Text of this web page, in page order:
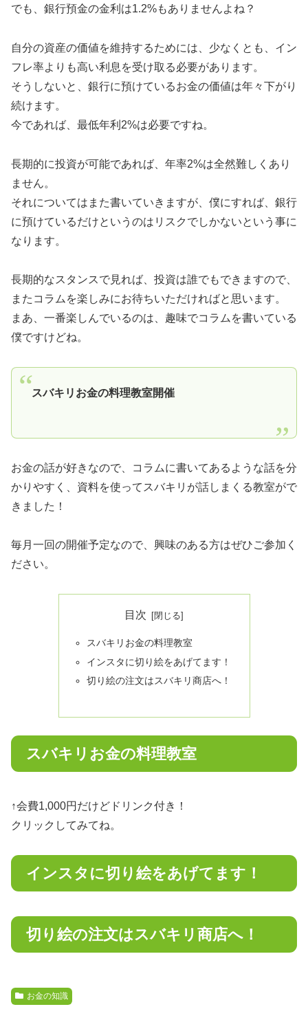
でも、銀行預金の金利は1.2%もありませんよね？
自分の資産の価値を維持するためには、少なくとも、イン
フレ率よりも高い利息を受け取る必要があります。
そうしないと、銀行に預けているお金の価値は年々下がり
続けます。
今であれば、最低年利2%は必要ですね。
長期的に投資が可能であれば、年率2%は全然難しくあり
ません。
それについてはまた書いていきますが、僕にすれば、銀行
に預けているだけというのはリスクでしかないという事に
なります。
長期的なスタンスで見れば、投資は誰でもできますので、
またコラムを楽しみにお待ちいただければと思います。
まあ、一番楽しんでいるのは、趣味でコラムを書いている
僕ですけどね。
スバキリお金の料理教室開催
お金の話が好きなので、コラムに書いてあるような話を分
かりやすく、資料を使ってスバキリが話しまくる教室がで
きました！
毎月一回の開催予定なので、興味のある方はぜひご参加く
ださい。
目次
スバキリお金の料理教室
インスタに切り絵をあげてます！
切り絵の注文はスバキリ商店へ！
スバキリお金の料理教室
↑会費1,000円だけどドリンク付き！
クリックしてみてね。
インスタに切り絵をあげてます！
切り絵の注文はスバキリ商店へ！
お金の知識